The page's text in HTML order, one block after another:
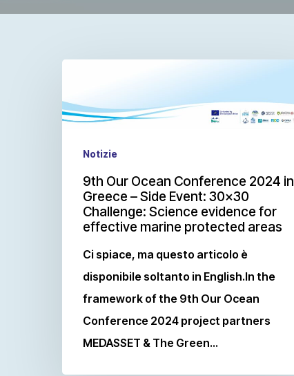
Notizie
9th Our Ocean Conference 2024 in
Greece – Side Event: 30×30
Challenge: Science evidence for
effective marine protected areas
Ci spiace, ma questo articolo è
disponibile soltanto in English.In the
framework of the 9th Our Ocean
Conference 2024 project partners
MEDASSET & The Green…